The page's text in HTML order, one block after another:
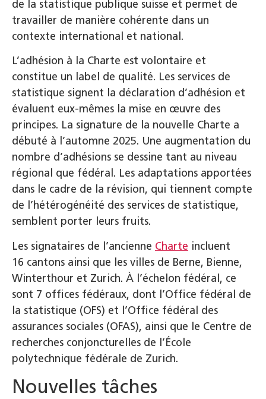
de la statistique publique suisse et permet de
travailler de manière cohérente dans un
contexte international et national.
L’adhésion à la Charte est volontaire et
constitue un label de qualité. Les services de
statistique signent la déclaration d’adhésion et
évaluent eux-mêmes la mise en œuvre des
principes. La signature de la nouvelle Charte a
débuté à l’automne 2025. Une augmentation du
nombre d’adhésions se dessine tant au niveau
régional que fédéral. Les adaptations apportées
dans le cadre de la révision, qui tiennent compte
de l’hétérogénéité des services de statistique,
semblent porter leurs fruits.
Les signataires de l’ancienne Charte incluent
16 cantons ainsi que les villes de Berne, Bienne,
Winterthour et Zurich. À l’échelon fédéral, ce
sont 7 offices fédéraux, dont l’Office fédéral de
la statistique (OFS) et l’Office fédéral des
assurances sociales (OFAS), ainsi que le Centre de
recherches conjoncturelles de l’École
polytechnique fédérale de Zurich.
Nouvelles tâches